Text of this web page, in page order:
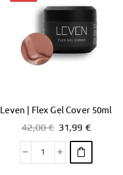
Leven | Flex Gel Cover 50ml
42,00€ 31,99 €